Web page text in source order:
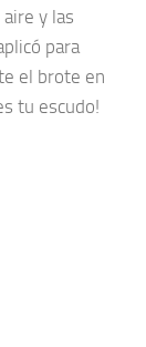
y las
para
el brote en
tu escudo!